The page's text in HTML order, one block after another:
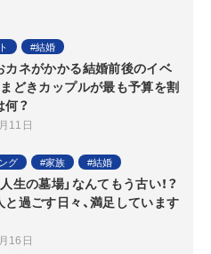
結婚
カネがかかる結婚前後のイベ
まどきカップルが最も予算を割
何？
11日
グ 家族 結婚
生の墓場」なんてもう古い！？
と過ごす日々、満足しています
16日